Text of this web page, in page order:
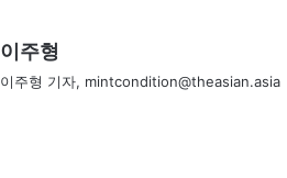
이주형
이주형 기자, mintcondition@theasian.asia